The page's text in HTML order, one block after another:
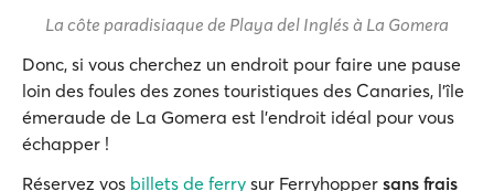
La côte paradisiaque de Playa del Inglés à La Gomera
Donc, si vous cherchez un endroit pour faire une pause
loin des foules des zones touristiques des Canaries, l'île
émeraude de La Gomera est l'endroit idéal pour vous
échapper !
Réservez vos billets de ferry sur Ferryhopper sans frais